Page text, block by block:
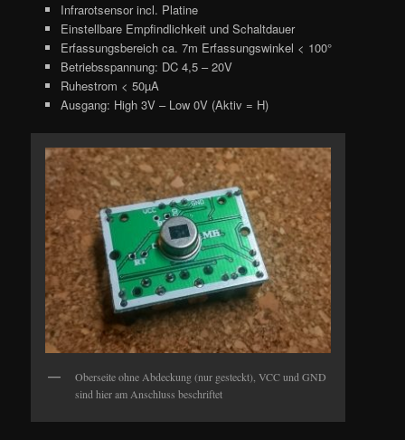
Infrarotsensor incl. Platine
Einstellbare Empfindlichkeit und Schaltdauer
Erfassungsbereich ca. 7m Erfassungswinkel < 100°
Betriebsspannung: DC 4,5 – 20V
Ruhestrom < 50µA
Ausgang: High 3V – Low 0V (Aktiv = H)
Oberseite ohne Abdeckung (nur gesteckt), VCC und GND
sind hier am Anschluss beschriftet